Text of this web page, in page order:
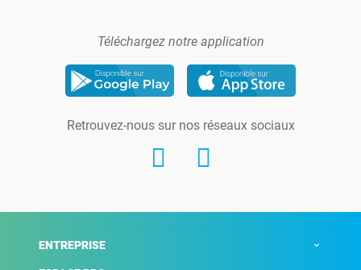
Téléchargez notre application
Retrouvez-nous sur nos réseaux sociaux
ENTREPRISE